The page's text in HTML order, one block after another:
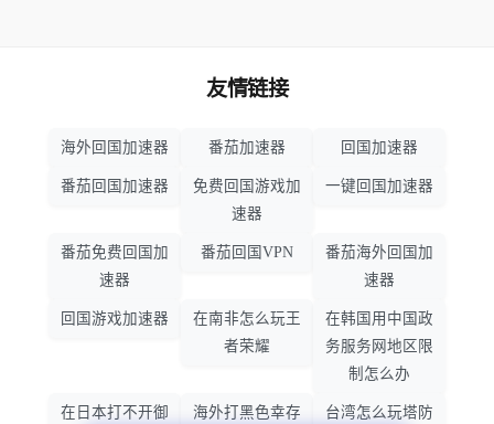
友情链接
海外回国加速器 番茄加速器 回国加速器
番茄回国加速器
免费回国游戏加
速器
一键回国加速器
番茄免费回国加
速器
番茄回国VPN
番茄海外回国加
速器
回国游戏加速器
在南非怎么玩王
者荣耀
在韩国用中国政
务服务网地区限
制怎么办
在日本打不开御 海外打黑色幸存 台湾怎么玩塔防